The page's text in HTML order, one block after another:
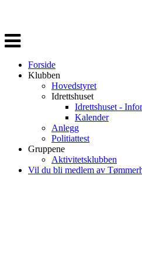
Veksle
navigasjon
Forside
Klubben
Hovedstyret
Idrettshuset
Idrettshuset -
Kalender
Anlegg
Politiattest
Gruppene
Aktivitetsklubben
Vil du bli medlem av